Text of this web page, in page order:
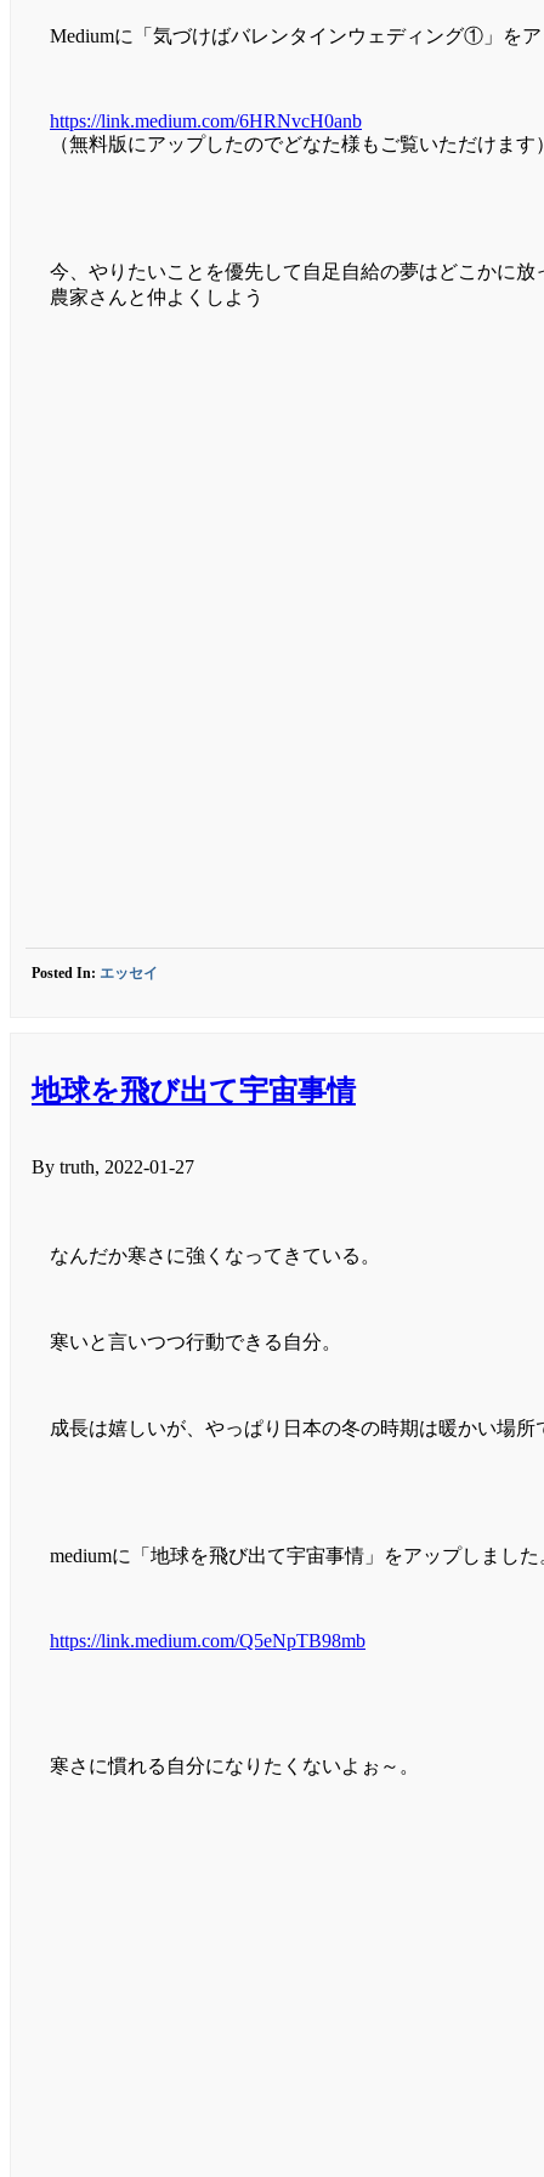
Mediumに「気づけばバレンタインウェディング①」を
https://link.medium.com/6HRNvcH0anb
（無料版にアップしたのでどなた様もご覧いただけます）
今、やりたいことを優先して自足自給の夢はどこかに放
農家さんと仲よくしよう
Posted In: エッセイ
地球を飛び出て宇宙事情
By truth, 2022-01-27
なんだか寒さに強くなってきている。
寒いと言いつつ行動できる自分。
成長は嬉しいが、やっぱり日本の冬の時期は暖かい場所
mediumに「地球を飛び出て宇宙事情」をアップしました
https://link.medium.com/Q5eNpTB98mb
寒さに慣れる自分になりたくないよぉ～。